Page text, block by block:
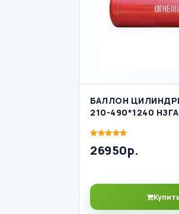
БАЛЛОН
210-490*1240 НЗГА
26950р.